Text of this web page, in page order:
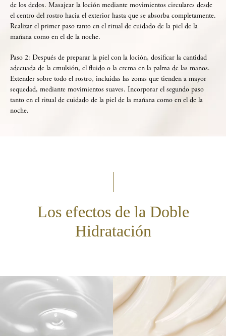
de los dedos. Masajear la loción mediante movimientos circulares desde
el centro del rostro hacia el exterior hasta que se absorba completamente.
Realizar el primer paso tanto en el ritual de cuidado de la piel de la
mañana como en el de la noche.
Paso 2: Después de preparar la piel con la loción, dosificar la cantidad
adecuada de la emulsión, el fluido o la crema en la palma de las manos.
Extender sobre todo el rostro, incluidas las zonas que tienden a mayor
sequedad, mediante movimientos suaves. Incorporar el segundo paso
tanto en el ritual de cuidado de la piel de la mañana como en el de la
noche.
Los efectos de la Doble
Hidratación